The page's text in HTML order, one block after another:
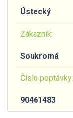
Ústecký
Zákazník:
Soukromá
Číslo poptávky:
90461483